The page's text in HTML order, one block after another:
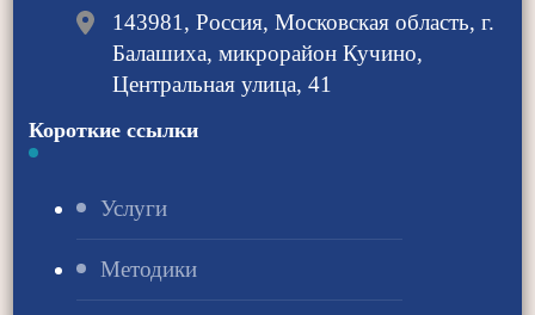
143981, Россия, Московская область, г.
Балашиха, микрорайон Кучино,
Центральная улица, 41
Короткие ссылки
Услуги
Методики